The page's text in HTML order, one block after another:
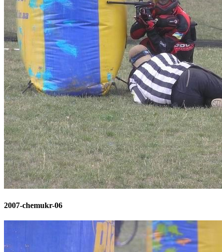
2007-chemukr-06